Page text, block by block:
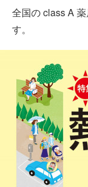
全国の class A
す。